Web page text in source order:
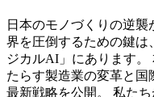
日本のモノづくりの逆
界を圧倒するための鍵は
ジカルAI」にあります
たらす製造業の変革と
最新戦略を公開。 私た